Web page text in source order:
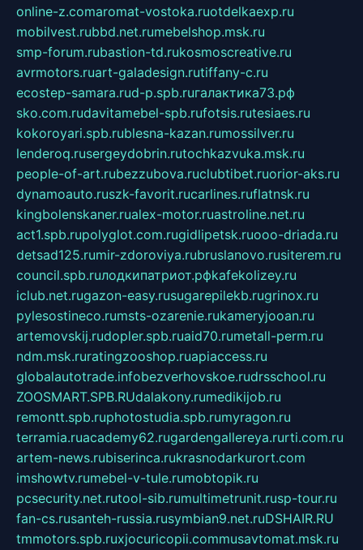
online-z.comaromat-vostoka.ruotdelkaexp.ru
mobilvest.rubbd.net.rumebelshop.msk.ru
smp-forum.rubastion-td.rukosmoscreative.ru
avrmotors.ruart-galadesign.rutiffany-c.ru
ecostep-samara.rud-p.spb.ruгалактика73.рф
sko.com.rudavitamebel-spb.rufotsis.rutesiaes.ru
kokoroyari.spb.rublesna-kazan.rumossilver.ru
lenderoq.rusergeydobrin.rutochkazvuka.msk.ru
people-of-art.rubezzubova.ruclubtibet.ruorior-aks.ru
dynamoauto.ruszk-favorit.rucarlines.ruflatnsk.ru
kingbolenskaner.rualex-motor.ruastroline.net.ru
act1.spb.rupolyglot.com.rugidlipetsk.ruooo-driada.ru
detsad125.rumir-zdoroviya.rubruslanovo.rusiterem.ru
council.spb.ruлодкипатриот.рфkafekolizey.ru
iclub.net.rugazon-easy.rusugarepilekb.rugrinox.ru
pylesostineco.rumsts-ozarenie.rukameryjooan.ru
artemovskij.rudopler.spb.ruaid70.rumetall-perm.ru
ndm.msk.ruratingzooshop.ruapiaccess.ru
globalautotrade.infobezverhovskoe.rudrsschool.ru
ZOOSMART.SPB.RUdalakony.rumedikijob.ru
remontt.spb.ruphotostudia.spb.rumyragon.ru
terramia.ruacademy62.rugardengallereya.rurti.com.ru
artem-news.rubiserinca.rukrasnodarkurort.com
imshowtv.rumebel-v-tule.rumobtopik.ru
pcsecurity.net.rutool-sib.rumultimetrunit.rusp-tour.ru
fan-cs.rusanteh-russia.rusymbian9.net.ruDSHAIR.RU
tmmotors.spb.ruxjocuricopii.commusavtomat.msk.ru